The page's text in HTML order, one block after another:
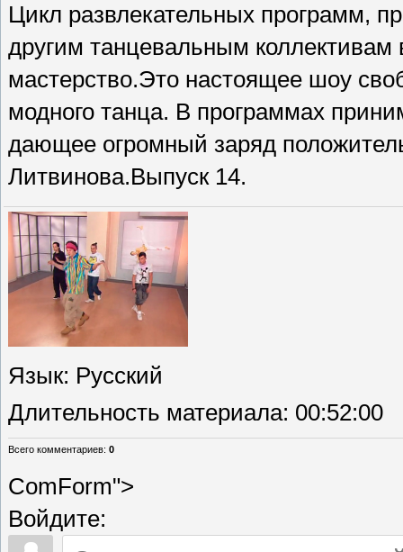
Цикл развлекательных программ,
другим танцевальным коллективам
мастерство.Это настоящее шоу
модного танца. В программах
дающее огромный заряд
Литвинова.Выпуск 14.
Язык: Русский
Длительность материала: 00:52:00
Всего комментариев: 0
ComForm">
Войдите: